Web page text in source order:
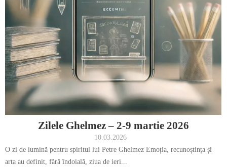
Zilele Ghelmez – 2-9 martie 2026
10.03.2026
O zi de lumină pentru spiritul lui Petre Ghelmez Emoția, recunoștința și
arta au definit, fără îndoială, ziua de ieri...